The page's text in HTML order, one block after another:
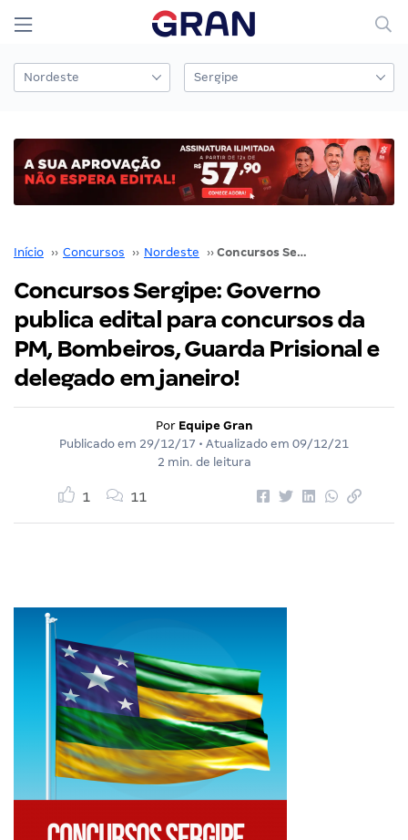
Início ›› Concursos ›› Nordeste ›› Concursos Sergipe: Governo publica edital para concursos da PM, Bombeiros, Guarda Prisional e delegado em janeiro!
Concursos Sergipe: Governo
publica edital para concursos da
PM, Bombeiros, Guarda Prisional e
delegado em janeiro!
Por Equipe Gran
Publicado em 29/12/17 • Atualizado em 09/12/21
2 min. de leitura
1 11